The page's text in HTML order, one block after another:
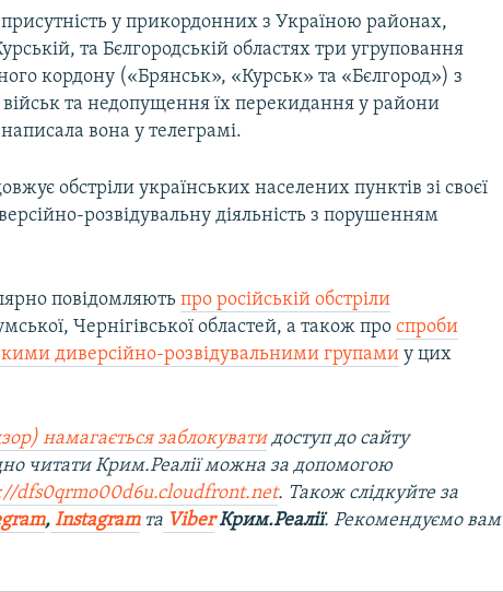
присутність у прикордонних з Україною районах,
та Бєлгородській областях три угруповання
кордону («Брянськ», «Курськ» та «Бєлгород») з
та недопущення їх перекидання у райони
вона у телеграмі.
обстріли українських населених пунктів зі своєї
розвідувальну діяльність з порушенням
повідомляютьпро російській обстріли
Чернігівської областей, а також проспроби
диверсійно-розвідувальними групами у цих
намагається заблокуватидоступ до сайту
читати Крим.Реалії можна за допомогою
dfs0qrmo00d6u.cloudfront.net. Також слідкуйте за
, Instagramта ViberКрим.Реалії. Рекомендуємо вам